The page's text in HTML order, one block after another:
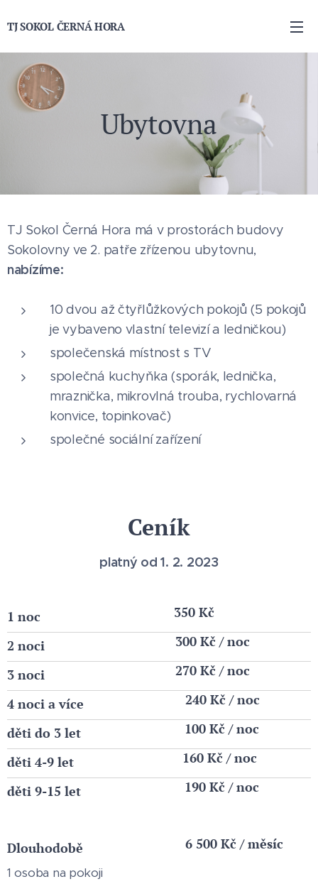
TJSOKOL ČERNÁ HORA
Ubytovna
TJ Sokol Černá Hora má v prostorách budovy
Sokolovny ve 2. patře zřízenou ubytovnu,
nabízíme:
10 dvou až čtyřlůžkových pokojů (5 pokojů
je vybaveno vlastní televizí a ledničkou)
společenská místnost s TV
společná kuchyňka (sporák, lednička,
mraznička, mikrovlná trouba, rychlovarná
konvice, topinkovač)
společné sociální zařízení
Ceník
platný od 1. 2. 2023
1 noc
350 Kč
2 noci
300 Kč / noc
3 noci
270 Kč / noc
4 noci a více
240 Kč / noc
děti do 3 let
100 Kč / noc
děti 4-9 let
160 Kč / noc
děti 9-15 let
190 Kč / noc
Dlouhodobě
1 osoba na pokoji
6 500 Kč / měsíc